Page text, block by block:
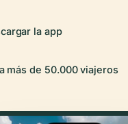
la app
más de 50.000 viajeros